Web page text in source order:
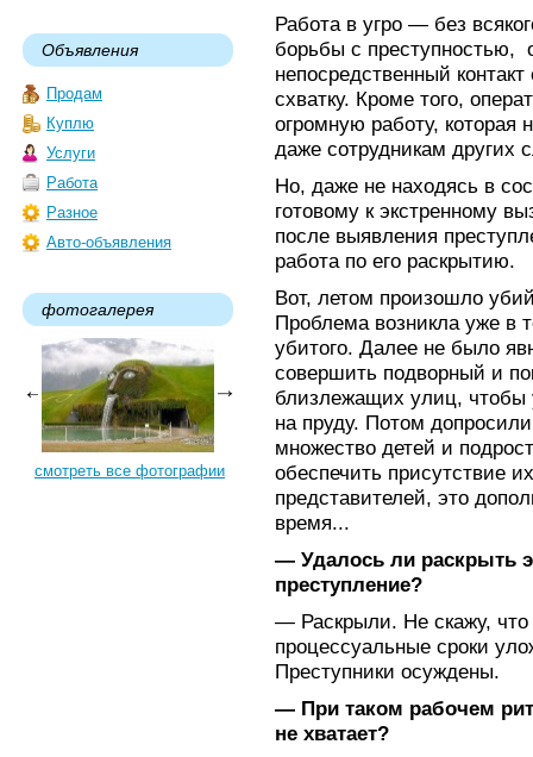
Объявления
Продам
Куплю
Услуги
Работа
Разное
Авто-объявления
фотогалерея
смотреть все фотографии
Работа в угро — без
борьбы с преступностью,
непосредственный
схватку. Кроме того,
огромную работу, которая
даже сотрудникам других
Но, даже не находясь в
готовому к экстренному
после выявления
работа по его раскрытию.
Вот, летом произошло
Проблема возникла уже в
убитого. Далее не было
совершить подворный и
близлежащих улиц, чтобы
на пруду. Потом
множество детей и
обеспечить присутствие
представителей, это
время...
— Удалось ли раскрыть
преступление?
— Раскрыли. Не скажу,
процессуальные сроки
Преступники осуждены.
— При таком рабочем
не хватает?